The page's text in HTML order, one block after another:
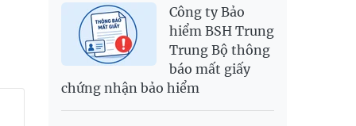
Công ty Bảo
hiểm BSH Trung
Trung Bộ thông
báo mất giấy
chứng nhận bảo hiểm